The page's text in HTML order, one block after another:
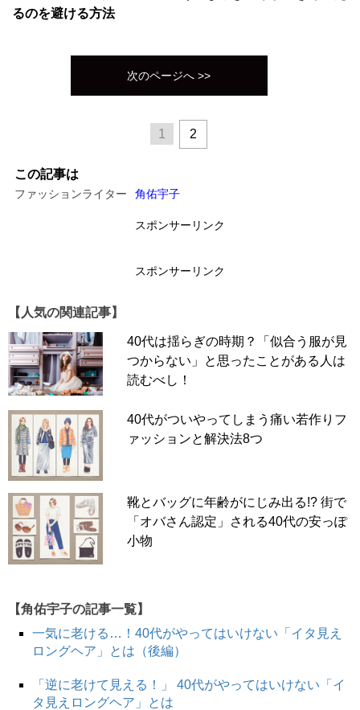
るのを避ける方法
次のページへ >>
1 2
この記事は
ファッションライター 角佑宇子
スポンサーリンク
スポンサーリンク
【人気の関連記事】
40代は揺らぎの時期？「似合う服が見
つからない」と思ったことがある人は
読むべし！
40代がついやってしまう痛い若作りフ
ァッションと解決法8つ
靴とバッグに年齢がにじみ出る!? 街で
「オバさん認定」される40代の安っぽ
小物
【角佑宇子の記事一覧】
一気に老ける…！40代がやってはいけない「イタ見え
ロングヘア」とは（後編）
「逆に老けて見える！」 40代がやってはいけない「イ
タ見えロングヘア」とは